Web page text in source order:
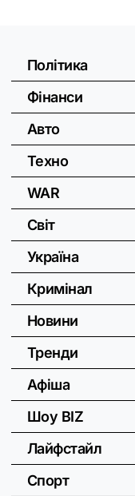
Політика
Фінанси
Авто
Техно
WAR
Світ
Україна
Кримінал
Новини
Тренди
Афіша
Шоу BIZ
Лайфстайл
Спорт